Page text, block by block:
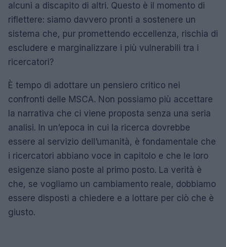
alcuni a discapito di altri. Questo è il momento di
riflettere: siamo davvero pronti a sostenere un
sistema che, pur promettendo eccellenza, rischia di
escludere e marginalizzare i più vulnerabili tra i
ricercatori?
È tempo di adottare un pensiero critico nei
confronti delle MSCA. Non possiamo più accettare
la narrativa che ci viene proposta senza una seria
analisi. In un’epoca in cui la ricerca dovrebbe
essere al servizio dell’umanità, è fondamentale che
i ricercatori abbiano voce in capitolo e che le loro
esigenze siano poste al primo posto. La verità è
che, se vogliamo un cambiamento reale, dobbiamo
essere disposti a chiedere e a lottare per ciò che è
giusto.